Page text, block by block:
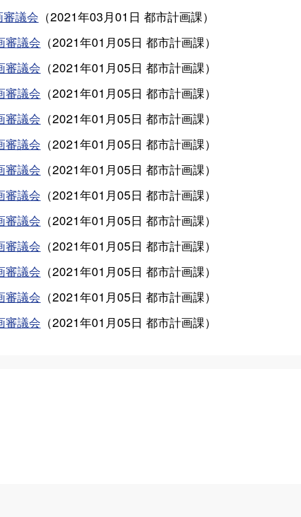
議会 （2021年03月01日 都市計画課）
審議会 （2021年01月05日 都市計画課）
審議会 （2021年01月05日 都市計画課）
審議会 （2021年01月05日 都市計画課）
審議会 （2021年01月05日 都市計画課）
審議会 （2021年01月05日 都市計画課）
審議会 （2021年01月05日 都市計画課）
審議会 （2021年01月05日 都市計画課）
審議会 （2021年01月05日 都市計画課）
審議会 （2021年01月05日 都市計画課）
審議会 （2021年01月05日 都市計画課）
審議会 （2021年01月05日 都市計画課）
審議会 （2021年01月05日 都市計画課）